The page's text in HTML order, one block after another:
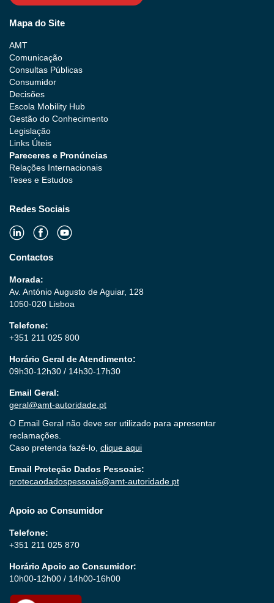
Mapa do Site
AMT
Comunicação
Consultas Públicas
Consumidor
Decisões
Escola Mobility Hub
Gestão do Conhecimento
Legislação
Links Úteis
Pareceres e Pronúncias
Relações Internacionais
Teses e Estudos
Redes Sociais
Contactos
Morada:
Av. António Augusto de Aguiar, 128
1050-020 Lisboa
Telefone:
+351 211 025 800
Horário Geral de Atendimento:
09h30-12h30 / 14h30-17h30
Email Geral:
geral@amt-autoridade.pt
O Email Geral não deve ser utilizado para apresentar
reclamações.
Caso pretenda fazê-lo, clique aqui
Email Proteção Dados Pessoais:
protecaodadospessoais@amt-autoridade.pt
Apoio ao Consumidor
Telefone:
+351 211 025 870
Horário Apoio ao Consumidor:
10h00-12h00 / 14h00-16h00